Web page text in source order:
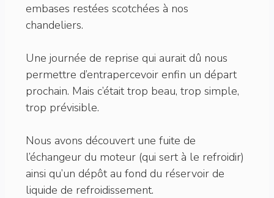
embases restées scotchées à nos
chandeliers.
Une journée de reprise qui aurait dû nous
permettre d’entrapercevoir enfin un départ
prochain. Mais c’était trop beau, trop simple,
trop prévisible.
Nous avons découvert une fuite de
l’échangeur du moteur (qui sert à le refroidir)
ainsi qu’un dépôt au fond du réservoir de
liquide de refroidissement.